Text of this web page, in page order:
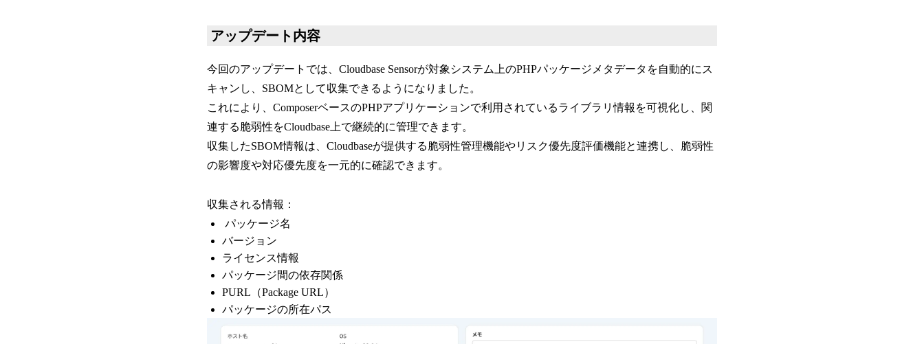
アップデート内容
今回のアップデートでは、Cloudbase Sensorが対象システム上のPHPパッケージメタデータを自動的にス
キャンし、SBOMとして収集できるようになりました。
これにより、ComposerベースのPHPアプリケーションで利用されているライブラリ情報を可視化し、関
連する脆弱性をCloudbase上で継続的に管理できます。
収集したSBOM情報は、Cloudbaseが提供する脆弱性管理機能やリスク優先度評価機能と連携し、脆弱性
の影響度や対応優先度を一元的に確認できます。
収集される情報：
パッケージ名
バージョン
ライセンス情報
パッケージ間の依存関係
PURL（Package URL）
パッケージの所在パス